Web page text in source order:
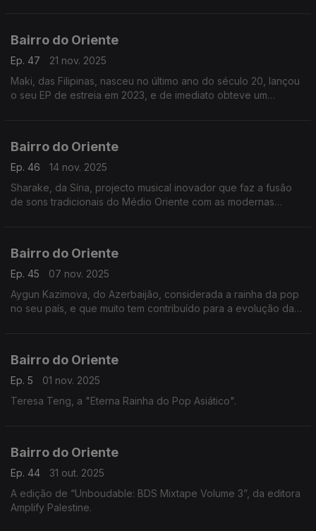
Bairro do Oriente
Ep. 47
21 nov. 2025
Maki, das Filipinas, nasceu no último ano do século 20, lançou
o seu EP de estreia em 2023, e de imediato obteve um
Bairro do Oriente
Ep. 46
14 nov. 2025
Sharake, da Síria, projecto musical inovador que faz a fusão
de sons tradicionais do Médio Oriente com as modernas
Bairro do Oriente
Ep. 45
07 nov. 2025
Aygun Kazimova, do Azerbaijão, considerada a rainha da pop
no seu país, e que muito tem contribuído para a evolução da
Bairro do Oriente
Ep. 5
01 nov. 2025
Teresa Teng, a "Eterna Rainha do Pop Asiático".
Bairro do Oriente
Ep. 44
31 out. 2025
A edição de “Unboudable: BDS Mixtape Volume 3”, da editora
Amplify Palestine.